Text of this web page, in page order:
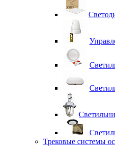
Трековые системы